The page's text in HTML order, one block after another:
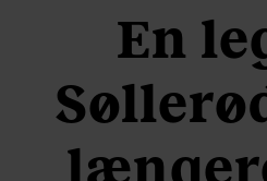
En